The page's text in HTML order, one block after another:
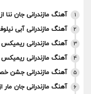
1 آهنگ مازندرانی جان ننا
2 آهنگ مازندرانی آبی
3 آهنگ مازندرانی
4 آهنگ مازندرانی
5 آهنگ مازندرانی جشن
6 آهنگ مازندرانی جان مار